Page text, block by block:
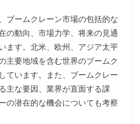
ブームクレーン市場の包括的な
の動向、市場力学、将来の見通
ます。北米、欧州、アジア太平
主要地域を含む世界のブームク
ています。また、ブームクレー
主な要因、業界が直面する課
の潜在的な機会についても考察